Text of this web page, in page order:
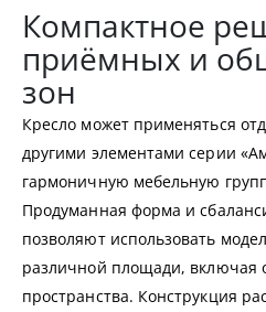
Компактное
приёмных и
зон
Кресло может применяться
другими элементами серии
гармоничную мебельную
Продуманная форма и
позволяют использовать
различной площади, включая
пространства. Конструкция